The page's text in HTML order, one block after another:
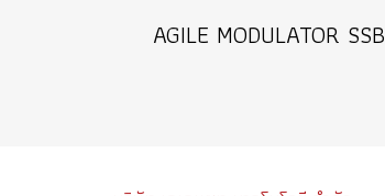
AGILE MODULATOR SSB